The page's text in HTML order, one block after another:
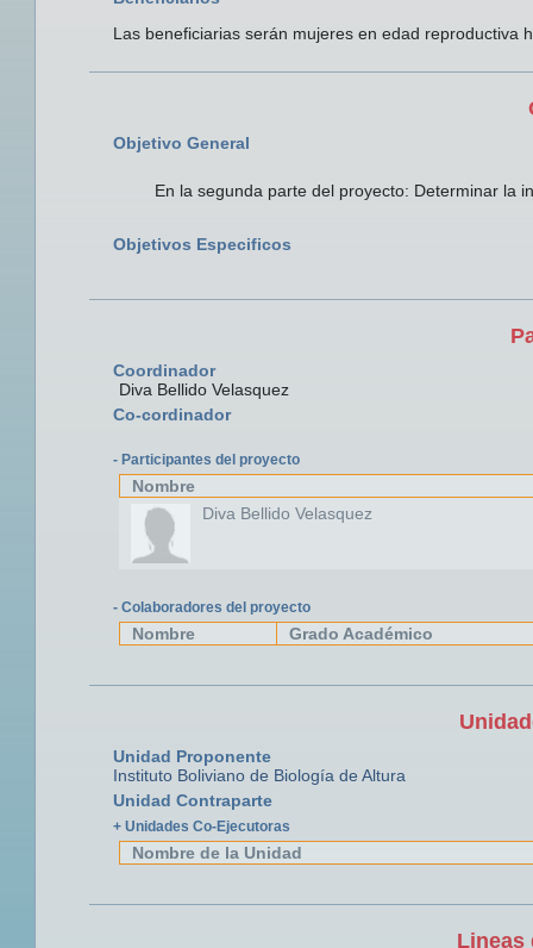
Las beneficiarias serán mujeres en edad reproductiva
Objetivo General
En la segunda parte del proyecto: Determinar la
Objetivos Especificos
Coordinador
Diva Bellido Velasquez
Co-cordinador
- Participantes del proyecto
Nombre
Diva Bellido Velasquez
- Colaboradores del proyecto
Nombre Grado Académico
Unidad Proponente
Instituto Boliviano de Biología de Altura
Unidad Contraparte
+ Unidades Co-Ejecutoras
Nombre de la Unidad
Lineas